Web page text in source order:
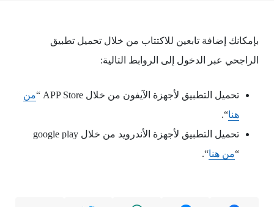
بإمكانك إضافة تابعين للاكتتاب من خلال تحميل تطبيق
الراجحي عبر الدخول إلى الروابط التالية:
تحميل التطبيق لأجهزة الآيفون من خلال APP Store “
من
هنا“.
تحميل التطبيق لأجهزة الأندرويد من خلال google play
“من هنا“.